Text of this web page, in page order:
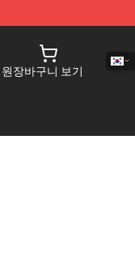
장바구니 보기